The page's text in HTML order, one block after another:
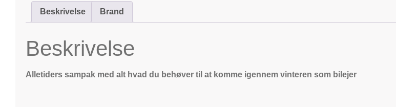
Beskrivelse Brand
Beskrivelse
Alletiders sampak med alt hvad du behøver til at komme igennem vinteren som bilejer